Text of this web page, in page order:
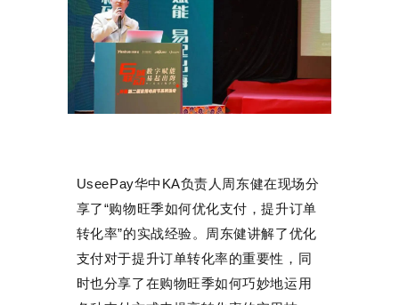
UseePay华中KA负责人周东健在现场分
享了“购物旺季如何优化支付，提升订单
转化率”的实战经验。周东健讲解了优化
支付对于提升订单转化率的重要性，同
时也分享了在购物旺季如何巧妙地运用